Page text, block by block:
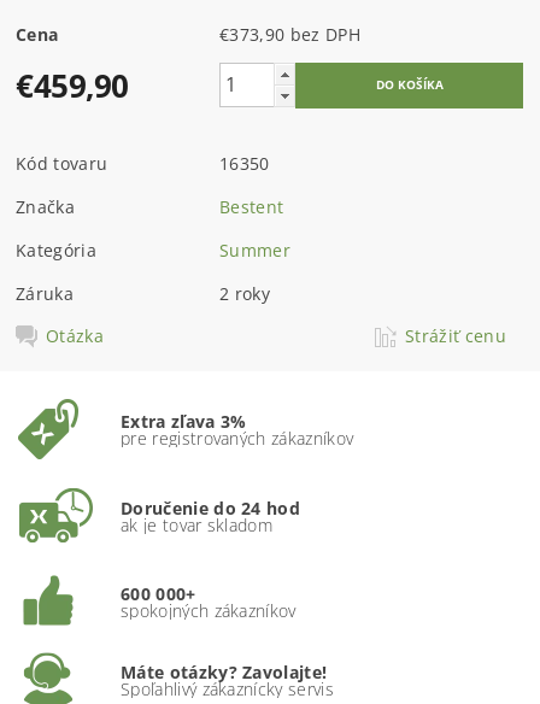
Cena €373,90 bez DPH
€459,90
Kód tovaru
16350
Značka
Bestent
Kategória
Summer
Záruka
2 roky
Otázka
Strážiť cenu
Extra zľava 3%
pre registrovaných zákazníkov
Doručenie do 24 hod
ak je tovar skladom
600 000+
spokojných zákazníkov
Máte otázky? Zavolajte!
Spoľahlivý zákaznícky servis